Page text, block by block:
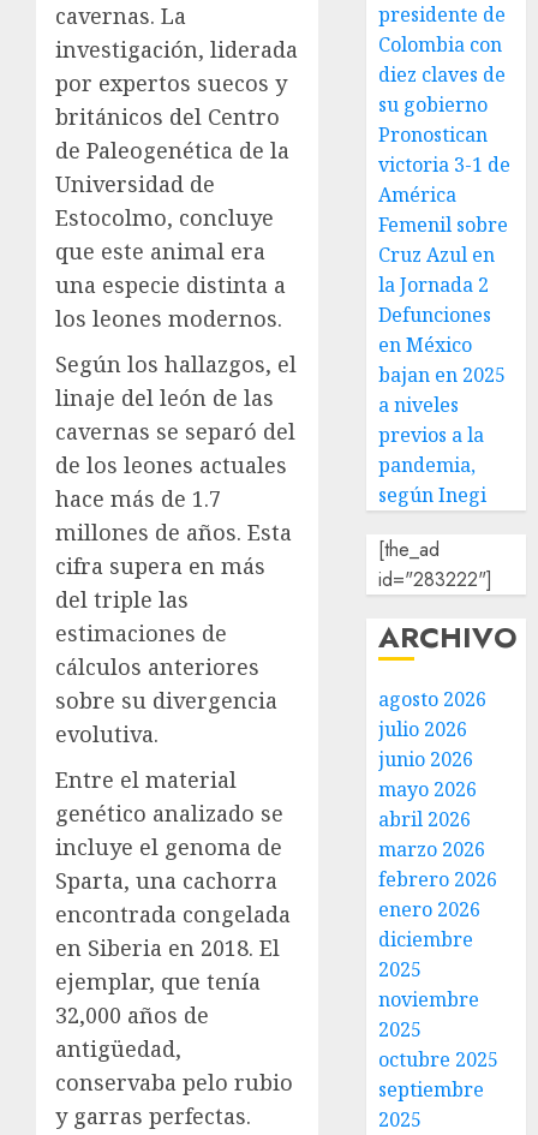
cavernas. La
investigación, liderada
por expertos suecos y
británicos del Centro
de Paleogenética de la
Universidad de
Estocolmo, concluye
que este animal era
una especie distinta a
los leones modernos.
Según los hallazgos, el
linaje del león de las
cavernas se separó del
de los leones actuales
hace más de 1.7
millones de años. Esta
cifra supera en más
del triple las
estimaciones de
cálculos anteriores
sobre su divergencia
evolutiva.
Entre el material
genético analizado se
incluye el genoma de
Sparta, una cachorra
encontrada congelada
en Siberia en 2018. El
ejemplar, que tenía
32,000 años de
antigüedad,
conservaba pelo rubio
y garras perfectas.
presidente de
Colombia con
diez claves de
su gobierno
Pronostican
victoria 3-1 de
América
Femenil sobre
Cruz Azul en
la Jornada 2
Defunciones
en México
bajan en 2025
a niveles
previos a la
pandemia,
según Inegi
[the_ad
id="283222"]
ARCHIVO
agosto 2026
julio 2026
junio 2026
mayo 2026
abril 2026
marzo 2026
febrero 2026
enero 2026
diciembre
2025
noviembre
2025
octubre 2025
septiembre
2025